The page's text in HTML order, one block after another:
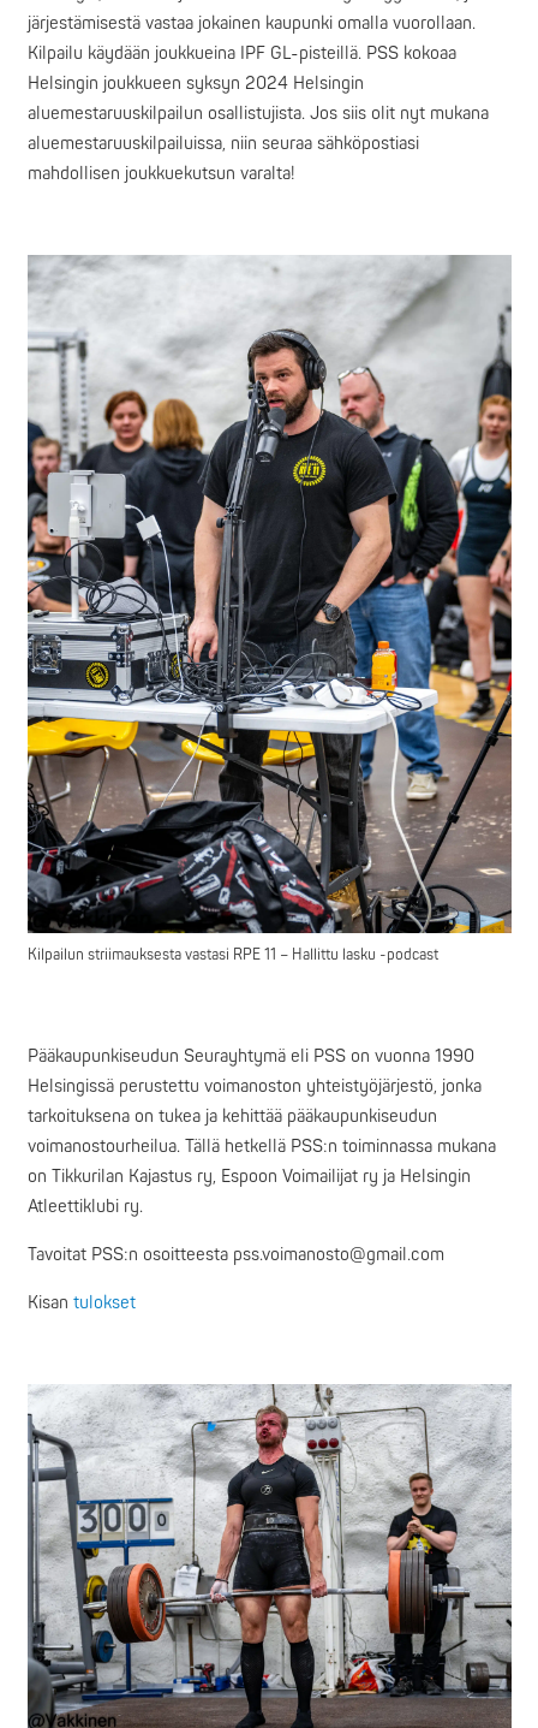
järjestämisestä vastaa jokainen kaupunki omalla vuorollaan.
Kilpailu käydään joukkueina IPF GL-pisteillä. PSS kokoaa
Helsingin joukkueen syksyn 2024 Helsingin
aluemestaruuskilpailun osallistujista. Jos siis olit nyt mukana
aluemestaruuskilpailuissa, niin seuraa sähköpostiasi
mahdollisen joukkuekutsun varalta!
Kilpailun striimauksesta vastasi RPE 11 – Hallittu lasku -podcast
Pääkaupunkiseudun Seurayhtymä eli PSS on vuonna 1990
Helsingissä perustettu voimanoston yhteistyöjärjestö, jonka
tarkoituksena on tukea ja kehittää pääkaupunkiseudun
voimanostourheilua. Tällä hetkellä PSS:n toiminnassa mukana
on Tikkurilan Kajastus ry, Espoon Voimailijat ry ja Helsingin
Atleettiklubi ry.
Tavoitat PSS:n osoitteesta pss.voimanosto@gmail.com
Kisan tulokset